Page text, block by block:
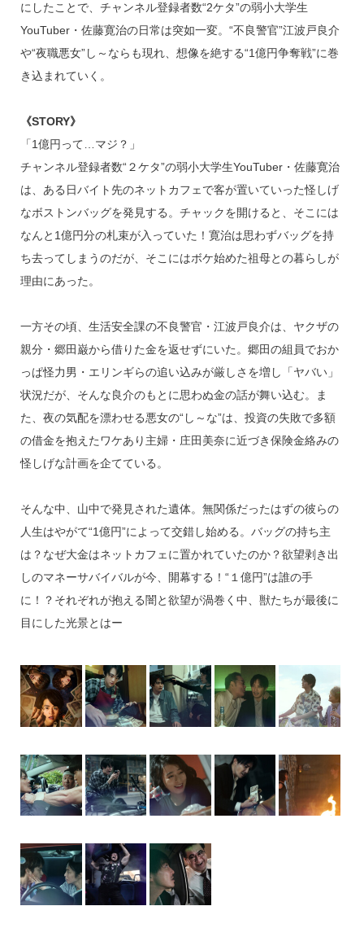
にしたことで、チャンネル登録者数“2ケタ”の弱小大学生
YouTuber・佐藤寛治の日常は突如一変。“不良警官”江波戸良介
や“夜職悪女”し～ならも現れ、想像を絶する“1億円争奪戦”に巻
き込まれていく。
《STORY》
「1億円って…マジ？」
チャンネル登録者数“２ケタ”の弱小大学生YouTuber・佐藤寛治
は、ある日バイト先のネットカフェで客が置いていった怪しげ
なボストンバッグを発見する。チャックを開けると、そこには
なんと1億円分の札束が入っていた！寛治は思わずバッグを持
ち去ってしまうのだが、そこにはボケ始めた祖母との暮らしが
理由にあった。
一方その頃、生活安全課の不良警官・江波戸良介は、ヤクザの
親分・郷田巌から借りた金を返せずにいた。郷田の組員でおか
っぱ怪力男・エリンギらの追い込みが厳しさを増し「ヤバい」
状況だが、そんな良介のもとに思わぬ金の話が舞い込む。ま
た、夜の気配を漂わせる悪女の“し～な”は、投資の失敗で多額
の借金を抱えたワケあり主婦・庄田美奈に近づき保険金絡みの
怪しげな計画を企てている。
そんな中、山中で発見された遺体。無関係だったはずの彼らの
人生はやがて“1億円”によって交錯し始める。バッグの持ち主
は？なぜ大金はネットカフェに置かれていたのか？欲望剥き出
しのマネーサバイバルが今、開幕する！“１億円”は誰の手
に！？それぞれが抱える闇と欲望が渦巻く中、獣たちが最後に
目にした光景とはー